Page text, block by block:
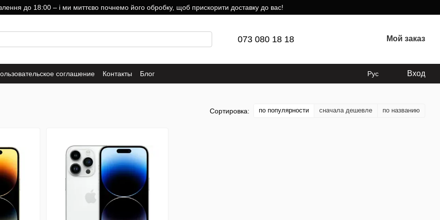
до 18:00 – і ми миттєво почнемо його обробку, щоб прискорити доставку до вас!
073 080 18 18 Мой заказ
соглашение Контакты Блог Рус Вход
Сортировка: по популярности сначала дешевле по названию